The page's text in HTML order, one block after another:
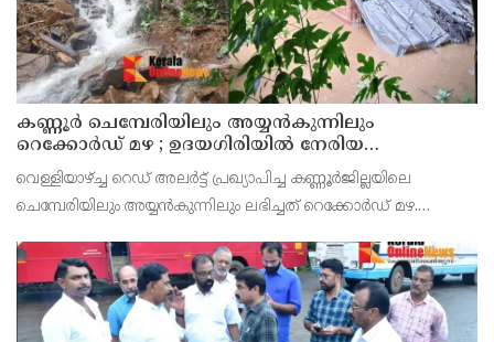
കണ്ണൂർ ചെമ്പേരിയിലും അയ്യൻകുന്നിലും
റെക്കോർഡ് മഴ ; ഉദയഗിരിയിൽ നേരിയ
ഉരുൾപൊട്ടൽ; 13 പേരെ ക്യാമ്പിലേക്ക് മാറ്റി
വെള്ളിയാഴ്ച്ച റെഡ് അലർട്ട് പ്രഖ്യാപിച്ച കണ്ണൂർജില്ലയിലെ
ചെമ്പേരിയിലും അയ്യൻകുന്നിലും ലഭിച്ചത് റെക്കോർഡ് മഴ.
മില്ലിമീറ്റർ മഴ ആ സമയം സംസ്ഥാനത്ത